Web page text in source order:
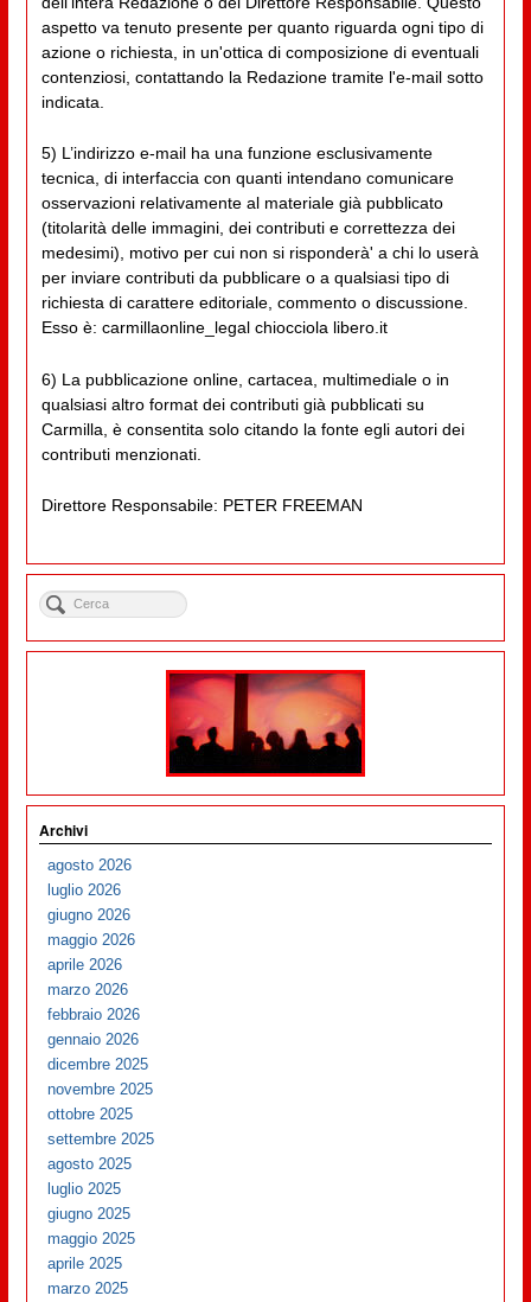
aspetto va tenuto presente per quanto riguarda ogni tipo di
azione o richiesta, in un'ottica di composizione di eventuali
contenziosi, contattando la Redazione tramite l'e-mail sotto
indicata.
5) L’indirizzo e-mail ha una funzione esclusivamente
tecnica, di interfaccia con quanti intendano comunicare
osservazioni relativamente al materiale già pubblicato
(titolarità delle immagini, dei contributi e correttezza dei
medesimi), motivo per cui non si risponderà' a chi lo userà
per inviare contributi da pubblicare o a qualsiasi tipo di
richiesta di carattere editoriale, commento o discussione.
Esso è: carmillaonline_legal chiocciola libero.it
6) La pubblicazione online, cartacea, multimediale o in
qualsiasi altro format dei contributi già pubblicati su
Carmilla, è consentita solo citando la fonte egli autori dei
contributi menzionati.
Direttore Responsabile: PETER FREEMAN
Archivi
agosto 2026
luglio 2026
giugno 2026
maggio 2026
aprile 2026
marzo 2026
febbraio 2026
gennaio 2026
dicembre 2025
novembre 2025
ottobre 2025
settembre 2025
agosto 2025
luglio 2025
giugno 2025
maggio 2025
aprile 2025
marzo 2025